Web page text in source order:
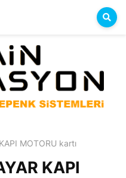
MOTORU kartı
KAPI